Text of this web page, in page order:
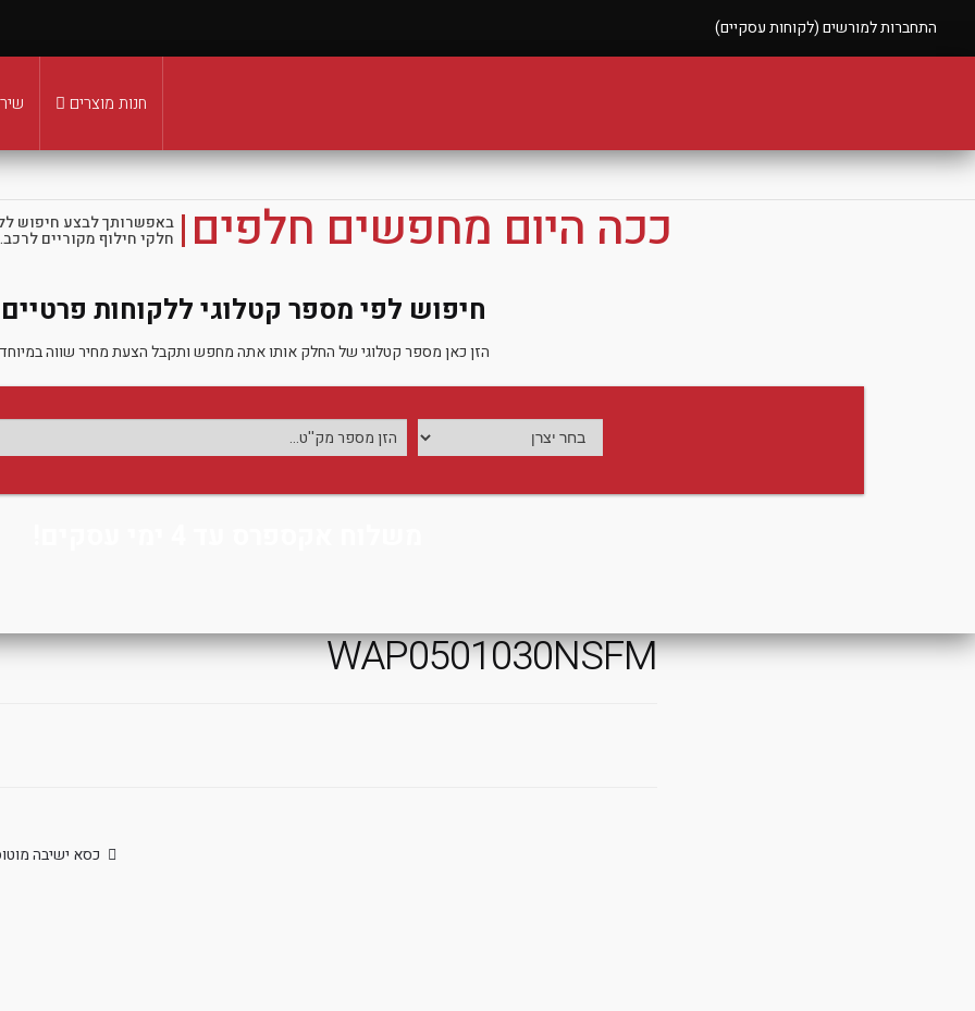
התחברות למורשים (לקוחות עסקיים)
חנות מוצרים
ככה היום מחפשים חלפים באפשרותך לבצע חיפוש
חלקי חילוף מקוריים לרכב.
חיפוש לפי מספר קטלוגי ללקוחות פרטיים
הזן כאן מספר קטלוגי של החלק אותו אתה מחפש ותקבל הצעת מחיר שווה במיוחד
WAP0501030NSFM
הפוסט
כסא ישיבה